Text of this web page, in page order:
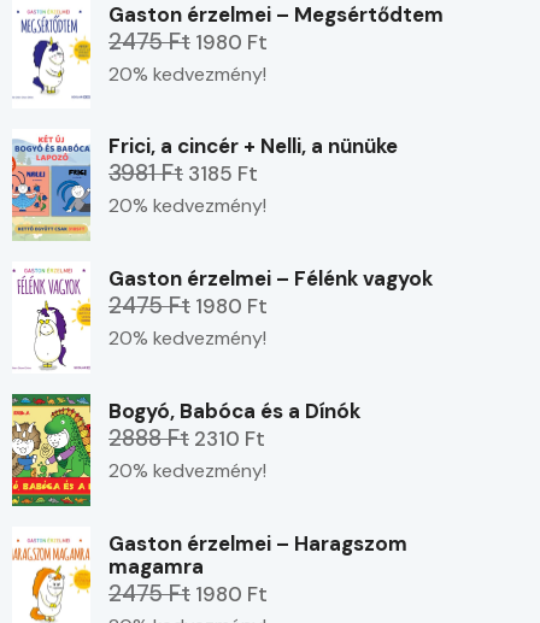
Gaston érzelmei – Megsértődtem
2475 Ft 1980 Ft
20% kedvezmény!
Frici, a cincér + Nelli, a nünüke
3981 Ft 3185 Ft
20% kedvezmény!
Gaston érzelmei – Félénk vagyok
2475 Ft 1980 Ft
20% kedvezmény!
Bogyó, Babóca és a Dínók
2888 Ft 2310 Ft
20% kedvezmény!
Gaston érzelmei – Haragszom
magamra
2475 Ft 1980 Ft